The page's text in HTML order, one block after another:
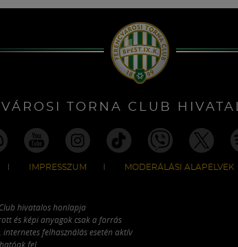
TORNA CLUB
IMPRESSZUM MODERÁLÁSI ALAPELVEK
hivatalos honlapja
és képi anyagok csak a forrás
internetes felhasználás esetén aktív
fel.